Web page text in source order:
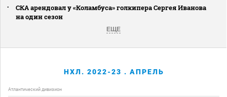
СКА арендовал у «Коламбуса» голкипера Сергея Иванова
на один сезон
ЕЩЕ
НХЛ. 2022-23 . АПРЕЛЬ
Атлантический дивизион